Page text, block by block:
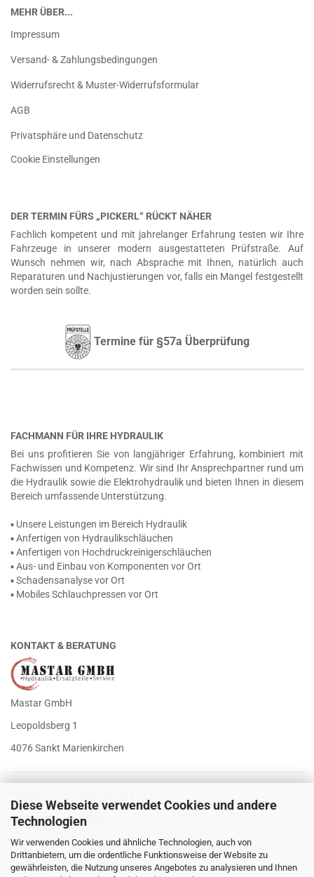
Diese Webseite verwendet Cookies und andere
Technologien
Wir verwenden Cookies und ähnliche Technologien, auch von
Drittanbietern, um die ordentliche Funktionsweise der Website zu
gewährleisten, die Nutzung unseres Angebotes zu analysieren und Ihnen
MEHR ÜBER...
Impressum
Versand- & Zahlungsbedingungen
Widerrufsrecht & Muster-Widerrufsformular
AGB
Privatsphäre und Datenschutz
Cookie Einstellungen
DER TERMIN FÜRS „PICKERL“ RÜCKT NÄHER
Fachlich kompetent und mit jahrelanger Erfahrung testen wir Ihre
Fahrzeuge in unserer modern ausgestatteten Prüfstraße. Auf
Wunsch nehmen wir, nach Absprache mit Ihnen, natürlich auch
Reparaturen und Nachjustierungen vor, falls ein Mangel festgestellt
worden sein sollte.
Termine für §57a Überprüfung
FACHMANN FÜR IHRE HYDRAULIK
Bei uns profitieren Sie von langjähriger Erfahrung, kombiniert mit
Fachwissen und Kompetenz. Wir sind Ihr Ansprechpartner rund um
die Hydraulik sowie die Elektrohydraulik und bieten Ihnen in diesem
Bereich umfassende Unterstützung.
▪ Unsere Leistungen im Bereich Hydraulik
▪ Anfertigen von Hydraulikschläuchen
▪ Anfertigen von Hochdruckreinigerschläuchen
▪ Aus- und Einbau von Komponenten vor Ort
▪ Schadensanalyse vor Ort
▪ Mobiles Schlauchpressen vor Ort
KONTAKT & BERATUNG
Mastar GmbH
Leopoldsberg 1
4076 Sankt Marienkirchen
E-Mailoffice@mastar.at